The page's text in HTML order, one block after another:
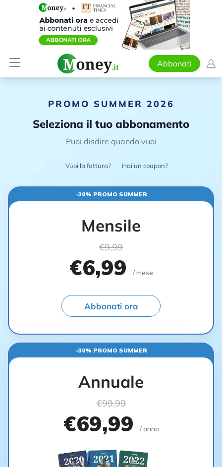
Abbonati
PROMO SUMMER 2026
Seleziona il tuo abbonamento
Puoi disdire quando vuoi
Vuoi la fattura? Hai un coupon?
-30% PROMO SUMMER
Mensile
€9,99
€6,99 / mese
Abbonati ora
-30% PROMO SUMMER
Annuale
€99,99
€69,99 / anno